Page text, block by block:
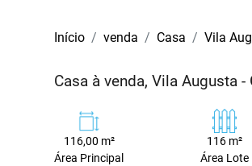
Início venda Casa Vila
Casa à venda, Vila Augusta
116,00 m²
Área Principal
116 m²
Área Lote